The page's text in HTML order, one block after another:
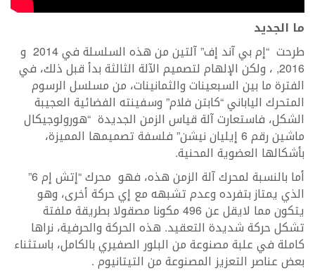
ما الجديد
طرحت “إم بي آند إف” آلتين من هذه السلسلة في 2014 و
2016, ، ولكن الإلهام لتصميم الآلة الثالثة بدأ قبل ذلك، في
الفترة ما بين السبعينات والثمانينات، من مسلسل الرسوم
المتحرك الياباني “كابتن فلام” وسفينته الفضائية العجيبة
الشكل، فاستعارت آلة قياس الزمن الجديدة “هورولوجيكال
ماشين رقم 6 إيليان نيشن” فلسفة تصميمها المميزة،
بأشكالها العضوية المحنية.
أما بالنسبة لمحرك آلة الزمن هذه، فهو محرك “إتش إم 6”
الذي يمتاز بتفرده وعدم تشبهه مع إي حركة أخرى، وهو
يتكون مما لايقل عن 496 مكونا مصقولا بطريقة ملفتة
تشكل حركة شديدة التعقيد. هذه الحركة والحرفية، نراها
كاملة في علبة مصنوعة من البلور الصفيري بالكامل، باستثناء
بعض عناصر التعزيز المصنوعة من التيتانيوم .